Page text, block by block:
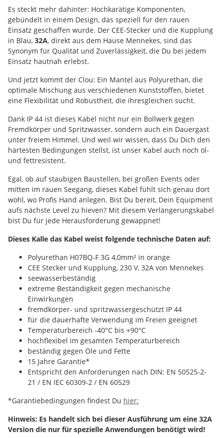
Es steckt mehr dahinter: Hochkarätige Komponenten,
gebündelt in einem Design, das speziell für den rauen
Einsatz geschaffen wurde. Der CEE-Stecker und die Kupplung
in Blau, 32A, direkt aus dem Hause Mennekes, sind das
Synonym für Qualität und Zuverlässigkeit, die Du bei jedem
Einsatz hautnah erlebst.
Und jetzt kommt der Clou: Ein Mantel aus Polyurethan, die
optimale Mischung aus verschiedenen Kunststoffen, bietet
eine Flexibilität und Robustheit, die ihresgleichen sucht.
Dank IP 44 ist dieses Kabel nicht nur ein Bollwerk gegen
Fremdkörper und Spritzwasser, sondern auch ein Dauergast
unter freiem Himmel. Und weil wir wissen, dass Du Dich den
härtesten Bedingungen stellst, ist unser Kabel auch noch öl-
und fettresistent.
Egal, ob auf staubigen Baustellen, bei großen Events oder
mitten im rauen Seegang, dieses Kabel fühlt sich genau dort
wohl, wo Profis Hand anlegen. Bist Du bereit, Dein Equipment
aufs nächste Level zu hieven? Mit diesem Verlängerungskabel
bist Du für jede Herausforderung gewappnet!
Dieses Kalle das Kabel weist folgende technische Daten auf:
Polyurethan H07BQ-F 3G 4,0mm² in orange
CEE Stecker und Kupplung, 230 V, 32A von Mennekes
seewasserbeständig
extreme Beständigkeit gegen mechanische
Einwirkungen
fremdkörper- und spritzwassergeschützt IP 44
für die dauerhafte Verwendung im Freien geeignet
Temperaturbereich -40°C bis +90°C
hochflexibel im gesamten Temperaturbereich
beständig gegen Öle und Fette
15 Jahre Garantie*
Entspricht den Anforderungen nach DIN: EN 50525-2-
21 / EN IEC 60309-2 / EN 60529
*Garantiebedingungen findest Du hier:
Hinweis: Es handelt sich bei dieser Ausführung um eine 32A
Version die nur für spezielle Anwendungen benötigt wird!